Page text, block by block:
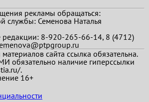
рекламы обращаться:
службы: Семенова Наталья
редакции: 8-920-265-66-14, 8 (4712)
сайта ссылка обязательна.
обязательно наличие гиперссылки
.
16+